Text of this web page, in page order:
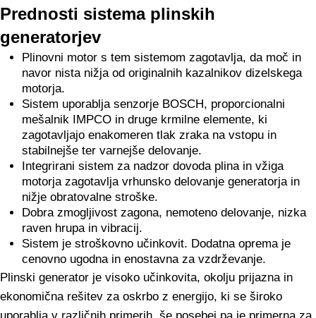
Prednosti sistema plinskih
generatorjev
Plinovni motor s tem sistemom zagotavlja, da moč in
navor nista nižja od originalnih kazalnikov dizelskega
motorja.
Sistem uporablja senzorje BOSCH, proporcionalni
mešalnik IMPCO in druge krmilne elemente, ki
zagotavljajo enakomeren tlak zraka na vstopu in
stabilnejše ter varnejše delovanje.
Integrirani sistem za nadzor dovoda plina in vžiga
motorja zagotavlja vrhunsko delovanje generatorja in
nižje obratovalne stroške.
Dobra zmogljivost zagona, nemoteno delovanje, nizka
raven hrupa in vibracij.
Sistem je stroškovno učinkovit. Dodatna oprema je
cenovno ugodna in enostavna za vzdrževanje.
Plinski generator je visoko učinkovita, okolju prijazna in
ekonomična rešitev za oskrbo z energijo, ki se široko